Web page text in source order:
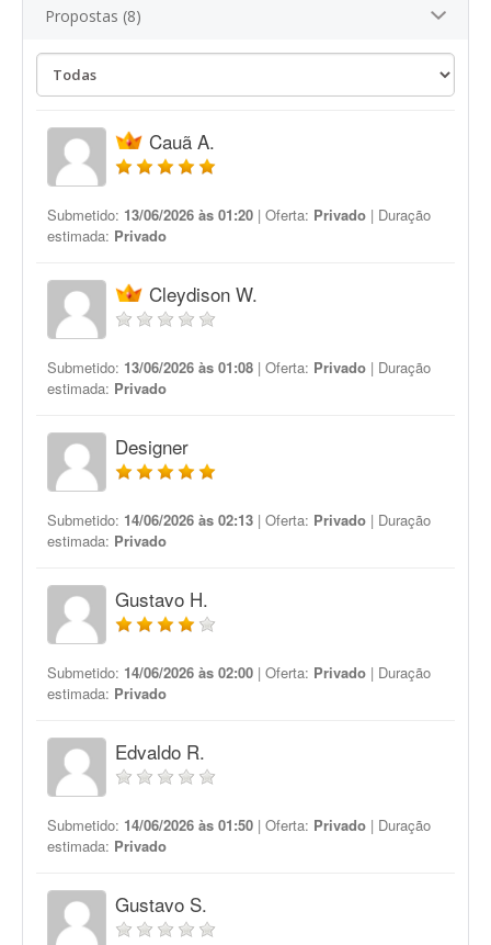
Propostas (8)
Cauã A.
Submetido: 13/06/2026 às 01:20 | Oferta: Privado | Duração
estimada: Privado
Cleydison W.
Submetido: 13/06/2026 às 01:08 | Oferta: Privado | Duração
estimada: Privado
Designer
Submetido: 14/06/2026 às 02:13 | Oferta: Privado | Duração
estimada: Privado
Gustavo H.
Submetido: 14/06/2026 às 02:00 | Oferta: Privado | Duração
estimada: Privado
Edvaldo R.
Submetido: 14/06/2026 às 01:50 | Oferta: Privado | Duração
estimada: Privado
Gustavo S.